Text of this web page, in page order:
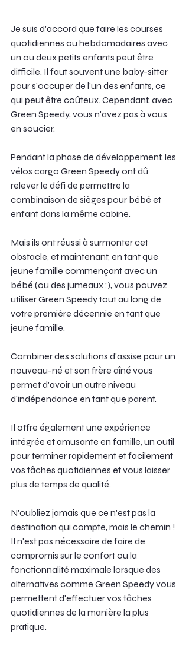
Je suis d'accord que faire les courses
quotidiennes ou hebdomadaires avec
un ou deux petits enfants peut être
difficile. Il faut souvent une baby-sitter
pour s'occuper de l'un des enfants, ce
qui peut être coûteux. Cependant, avec
Green Speedy, vous n'avez pas à vous
en soucier.
Pendant la phase de développement, les
vélos cargo Green Speedy ont dû
relever le défi de permettre la
combinaison de sièges pour bébé et
enfant dans la même cabine.
Mais ils ont réussi à surmonter cet
obstacle, et maintenant, en tant que
jeune famille commençant avec un
bébé (ou des jumeaux :), vous pouvez
utiliser Green Speedy tout au long de
votre première décennie en tant que
jeune famille.
Combiner des solutions d'assise pour un
nouveau-né et son frère aîné vous
permet d'avoir un autre niveau
d'indépendance en tant que parent.
Il offre également une expérience
intégrée et amusante en famille, un outil
pour terminer rapidement et facilement
vos tâches quotidiennes et vous laisser
plus de temps de qualité.
N'oubliez jamais que ce n'est pas la
destination qui compte, mais le chemin !
Il n'est pas nécessaire de faire de
compromis sur le confort ou la
fonctionnalité maximale lorsque des
alternatives comme Green Speedy vous
permettent d'effectuer vos tâches
quotidiennes de la manière la plus
pratique.